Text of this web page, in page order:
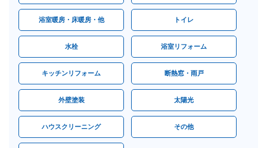
浴室暖房・床暖房・他 トイレ
水栓 浴室リフォーム
キッチンリフォーム 断熱窓・雨戸
外壁塗装 太陽光
ハウスクリーニング その他